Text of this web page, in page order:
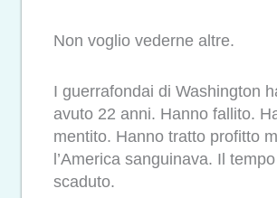
Non voglio vederne altre.
I guerrafondai di Washington
avuto 22 anni. Hanno fallito.
mentito. Hanno tratto profitto
l’America sanguinava. Il
scaduto.